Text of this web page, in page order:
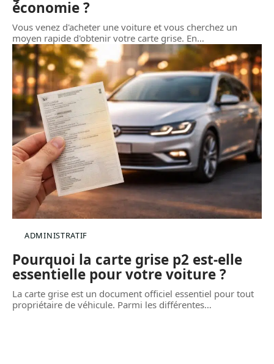
économie ?
Vous venez d'acheter une voiture et vous cherchez un
moyen rapide d'obtenir votre carte grise. En…
ADMINISTRATIF
Pourquoi la carte grise p2 est-elle
essentielle pour votre voiture ?
La carte grise est un document officiel essentiel pour tout
propriétaire de véhicule. Parmi les différentes…